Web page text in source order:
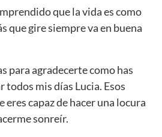
que la vida es como
que gire siempre va en buena
para agradecerte como has
todos mis días Lucia. Esos
eres capaz de hacer una locura
sonreír.